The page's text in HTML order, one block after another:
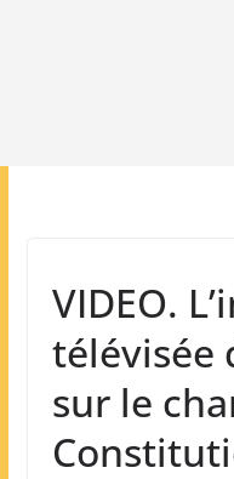
VIDEO.
télévisée
sur le